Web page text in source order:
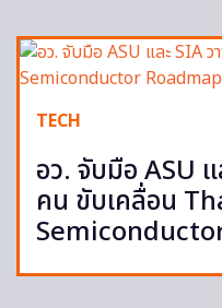
TECH
อว. จับมือ ASU
คน ขับเคลื่อน